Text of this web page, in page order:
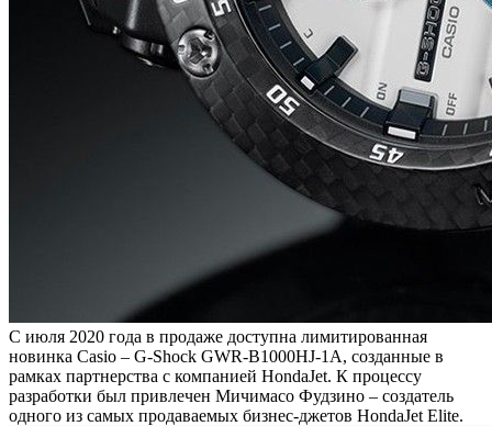
С июля 2020 года в продаже доступна лимитированная
новинка Casio – G-Shock GWR-B1000HJ-1A, созданные в
рамках партнерства с компанией HondaJet. К процессу
разработки был привлечен Мичимасо Фудзино – создатель
одного из самых продаваемых бизнес-джетов HondaJet Elite.